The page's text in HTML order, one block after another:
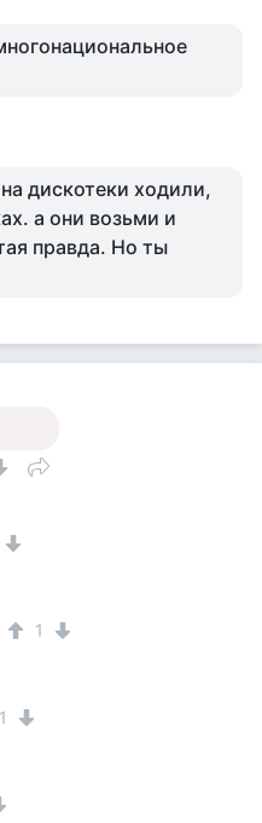
дискотеки ходили,
а они возьми и
правда. Но ты
1
1